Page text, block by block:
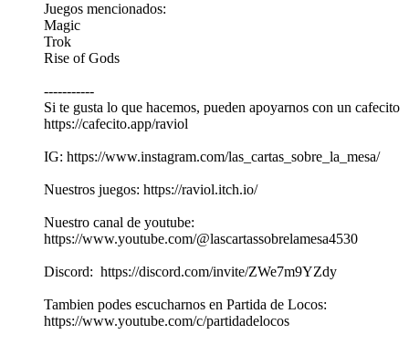
Juegos mencionados:
Magic
Trok
Rise of Gods
-----------
Si te gusta lo que hacemos, pueden apoyarnos con un cafecito
https://cafecito.app/raviol
IG: https://www.instagram.com/las_cartas_sobre_la_mesa/
Nuestros juegos:⁠⁠ ⁠⁠⁠https://raviol.itch.io/⁠⁠⁠⁠⁠
Nuestro canal de youtube:⁠⁠
⁠⁠⁠https://www.youtube.com/@lascartassobrelamesa4530⁠⁠⁠⁠⁠
Discord: ⁠⁠ ⁠⁠⁠https://discord.com/invite/ZWe7m9YZdy⁠⁠⁠⁠⁠
Tambien podes escucharnos en Partida de Locos:⁠⁠
⁠⁠⁠https://www.youtube.com/c/partidadelocos⁠⁠⁠⁠⁠